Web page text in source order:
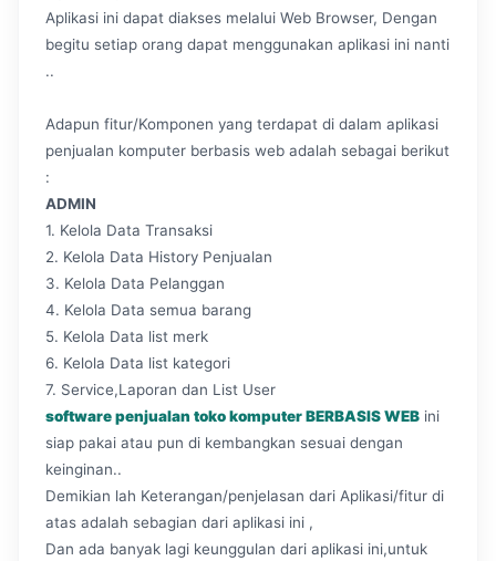
Aplikasi ini dapat diakses melalui Web Browser, Dengan
begitu setiap orang dapat menggunakan aplikasi ini nanti
..
Adapun fitur/Komponen yang terdapat di dalam aplikasi
penjualan komputer berbasis web adalah sebagai berikut
:
ADMIN
1. Kelola Data Transaksi
2. Kelola Data History Penjualan
3. Kelola Data Pelanggan
4. Kelola Data semua barang
5. Kelola Data list merk
6. Kelola Data list kategori
7. Service,Laporan dan List User
software penjualan toko komputer BERBASIS WEB ini
siap pakai atau pun di kembangkan sesuai dengan
keinginan..
Demikian lah Keterangan/penjelasan dari Aplikasi/fitur di
atas adalah sebagian dari aplikasi ini ,
Dan ada banyak lagi keunggulan dari aplikasi ini,untuk